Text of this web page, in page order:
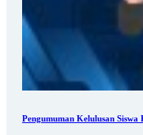
Pengumuman Kelulusan